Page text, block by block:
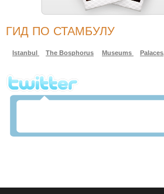
ГИД ПО СТАМБУЛУ
Istanbul The Bosphorus Museums